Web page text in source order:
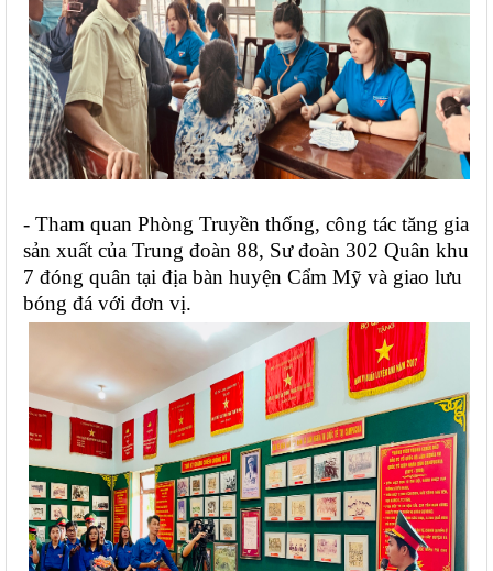
- Tham quan Phòng Truyền thống, công tác tăng gia
sản xuất của Trung đoàn 88, Sư đoàn 302 Quân khu
7 đóng quân tại địa bàn huyện Cẩm Mỹ và giao lưu
bóng đá với đơn vị.